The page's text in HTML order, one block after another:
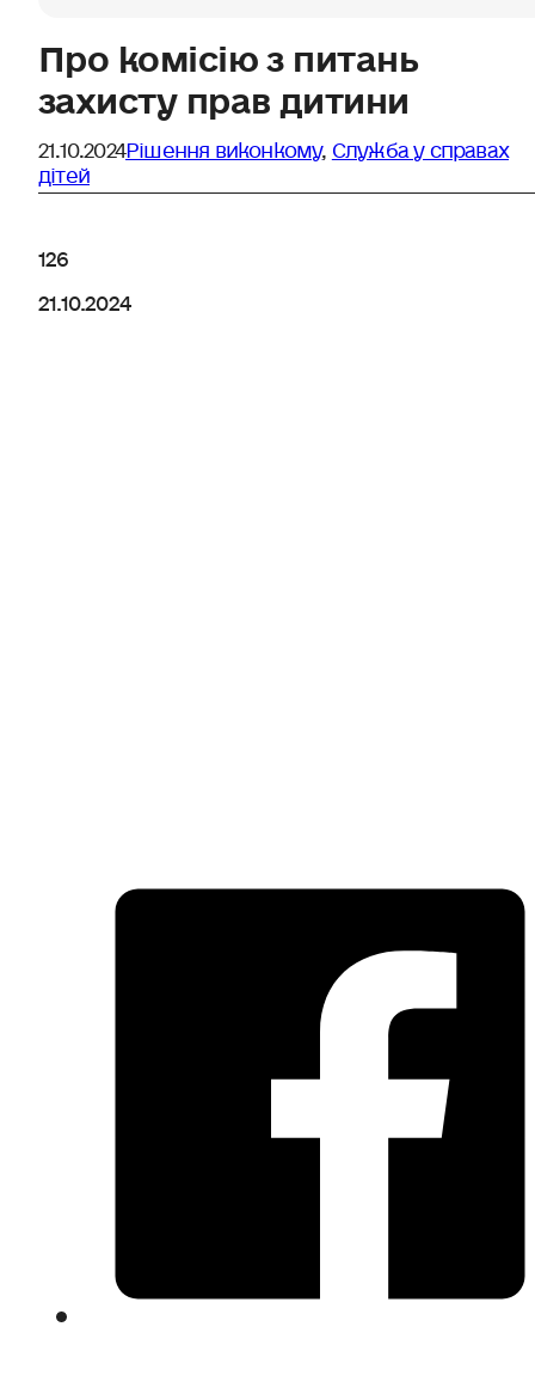
Про комісію з питань
захисту прав дитини
21.10.2024Рішення виконкому, Служба у справах
дітей
126
21.10.2024